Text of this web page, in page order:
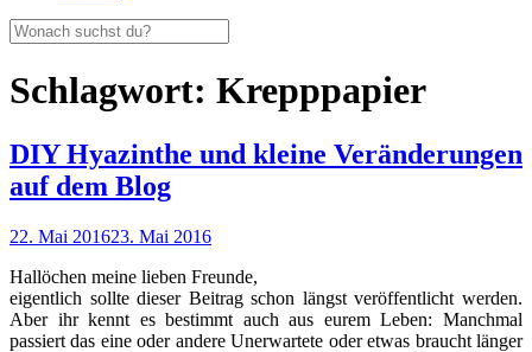
Schlagwort: Krepppapier
DIY Hyazinthe und kleine Veränderungen
auf dem Blog
22. Mai 201623. Mai 2016
Hallöchen meine lieben Freunde,
eigentlich sollte dieser Beitrag schon längst veröffentlicht werden.
Aber ihr kennt es bestimmt auch aus eurem Leben: Manchmal
passiert das eine oder andere Unerwartete oder etwas braucht länger